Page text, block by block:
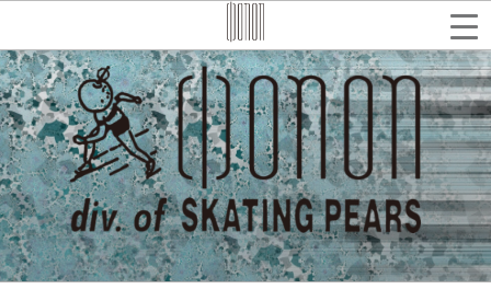
テ
ン
ツ
へ
ス
キ
ッ
プ
検
索